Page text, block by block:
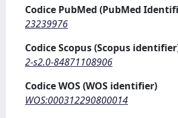
Codice PubMed (PubMed
23239976
Codice Scopus (Scopus
2-s2.0-84871108906
Codice WOS (WOS identifier)
WOS:000312290800014